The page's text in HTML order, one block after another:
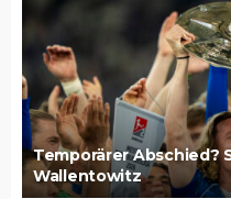
Temporärer Abschied?
Wallentowitz